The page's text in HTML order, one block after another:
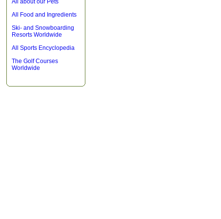
All about our Pets
All Food and Ingredients
Ski- and Snowboarding
Resorts Worldwide
All Sports Encyclopedia
The Golf Courses
Worldwide